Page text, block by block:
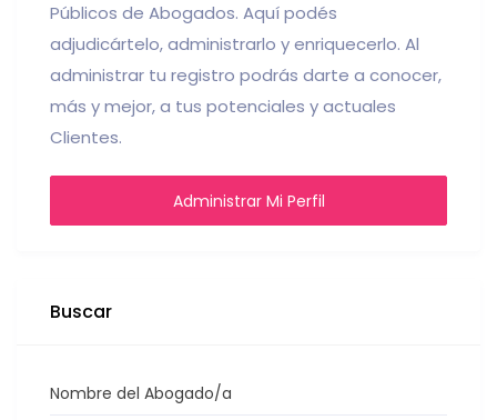
Públicos de Abogados. Aquí podés
adjudicártelo, administrarlo y enriquecerlo. Al
administrar tu registro podrás darte a conocer,
más y mejor, a tus potenciales y actuales
Clientes.
Administrar Mi Perfil
Buscar
Nombre del Abogado/a